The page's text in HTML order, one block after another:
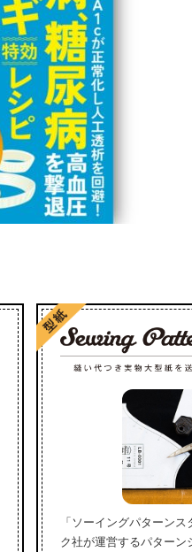
「ソーイングパターン
ク社が運営するパターン